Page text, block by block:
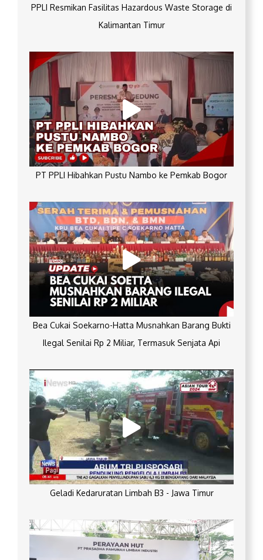
PPLI Resmikan Fasilitas Hazardous Waste Storage di
Kalimantan Timur
PT PPLI Hibahkan Pustu Nambo ke Pemkab Bogor
Bea Cukai Soekarno-Hatta Musnahkan Barang Bukti
Ilegal Senilai Rp 2 Miliar, Termasuk Senjata Api
Geladi Kedaruratan Limbah B3 - Jawa Timur